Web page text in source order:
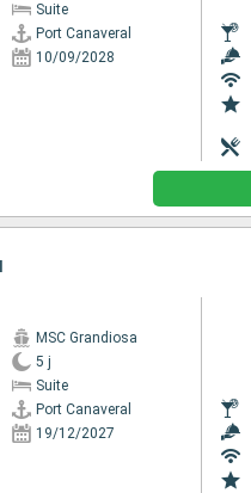
Suite
Port Canaveral
10/09/2028
MSC Grandiosa
5 j
Suite
Port Canaveral
19/12/2027